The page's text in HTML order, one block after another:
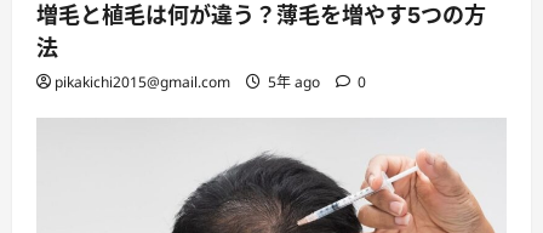
増毛と植毛は何が違う？薄毛を増やす5つの方
法
pikakichi2015@gmail.com 5年 ago 0